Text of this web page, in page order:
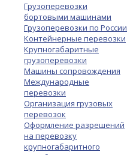
Грузоперевозки
бортовыми машинами
Грузоперевозки по России
Контейнерные перевозки
Крупногабаритные
грузоперевозки
Машины сопровождения
Международные
перевозки
Организация грузовых
перевозок
Оформление разрешений
на перевозку
крупногабаритного